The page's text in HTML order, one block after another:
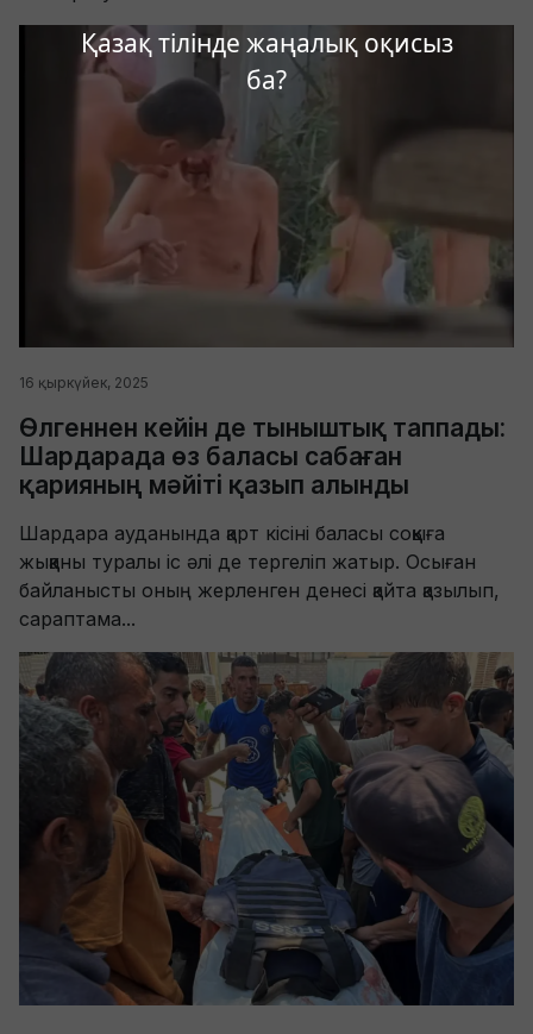
Қазақ тілінде жаңалық оқисыз
ба?
16 қыркүйек, 2025
Өлгеннен кейін де тыныштық таппады:
Шардарада өз баласы сабаған
қарияның мәйіті қазып алынды
Шардара ауданында қарт кісіні баласы соққыға
жыққаны туралы іс әлі де тергеліп жатыр. Осыған
байланысты оның жерленген денесі қайта қазылып,
сараптама...